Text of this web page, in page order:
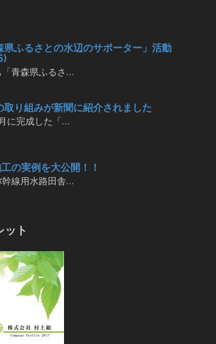
県ふるさとの水辺のサポーター」活動
「青森県ふるさ…
取り組みが新聞に紹介されました
に完成した「…
工の実例を大公開！！
幹線用水路田舎…
ット